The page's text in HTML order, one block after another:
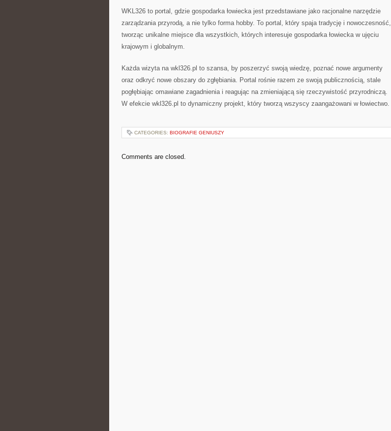
WKL326 to portal, gdzie gospodarka łowiecka jest przedstawiane jako racjonalne narzędzie
zarządzania przyrodą, a nie tylko forma hobby. To portal, który spaja tradycję i nowoczesność,
tworząc unikalne miejsce dla wszystkich, których interesuje gospodarka łowiecka w ujęciu
krajowym i globalnym.
Każda wizyta na wkl326.pl to szansa, by poszerzyć swoją wiedzę, poznać nowe argumenty
oraz odkryć nowe obszary do zgłębiania. Portal rośnie razem ze swoją publicznością, stale
pogłębiając omawiane zagadnienia i reagując na zmieniającą się rzeczywistość przyrodniczą.
W efekcie wkl326.pl to dynamiczny projekt, który tworzą wszyscy zaangażowani w łowiectwo.
CATEGORIES: BIOGRAFIE GENIUSZY
Comments are closed.